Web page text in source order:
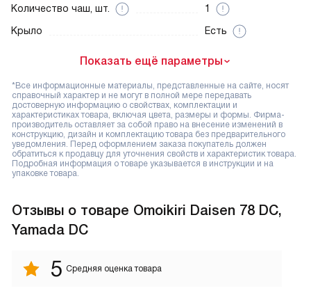
Количество чаш, шт.
1
Крыло
Есть
Показать ещё параметры
*Все информационные материалы, представленные на сайте, носят
справочный характер и не могут в полной мере передавать
достоверную информацию о свойствах, комплектации и
характеристиках товара, включая цвета, размеры и формы. Фирма-
производитель оставляет за собой право на внесение изменений в
конструкцию, дизайн и комплектацию товара без предварительного
уведомления. Перед оформлением заказа покупатель должен
обратиться к продавцу для уточнения свойств и характеристик товара.
Подробная информация о товаре указывается в инструкции и на
упаковке товара.
Отзывы о товаре Omoikiri Daisen 78 DC,
Yamada DC
5 Средняя оценка товара